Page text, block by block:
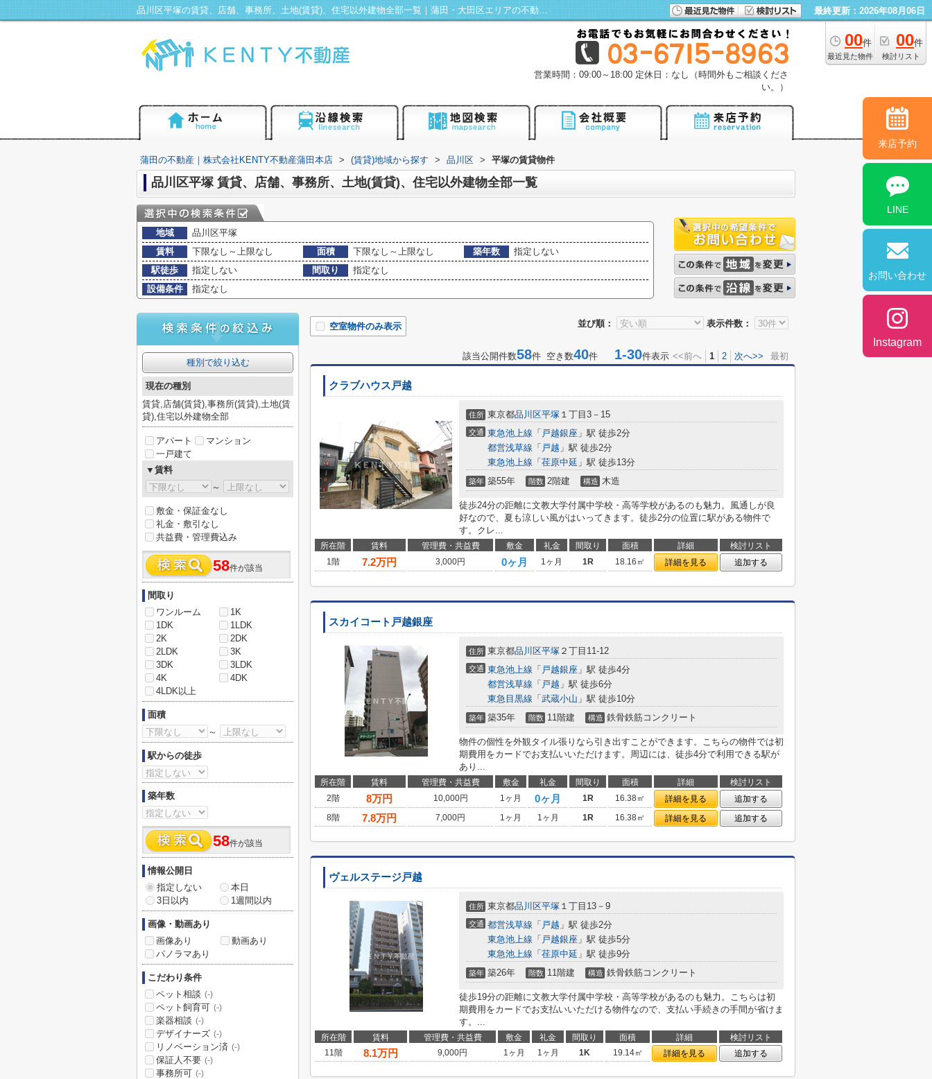
品川区平塚の賃貸、店舗、事務所、土地(賃貸)、住宅以外建物全部一覧｜蒲田・大田区エリアの不動産は株式会社KENTY不動産蒲田本店にお任せ！ 最終更新：2026年08月06日
00件
最近見た物件
00件
検討リスト
営業時間：09:00～18:00 定休日：なし（時間外もご相談くださ
い。）
蒲田の不動産｜株式会社KENTY不動産蒲田本店 > (賃貸)地域から探す > 品川区 > 平塚の賃貸物件
品川区平塚 賃貸、店舗、事務所、土地(賃貸)、住宅以外建物全部一覧
地域
品川区平塚
賃料
下限なし～上限なし 面積 下限なし～上限なし 築年数
指定しない
駅徒歩
指定しない 間取り
指定なし
設備条件
指定なし
並び順： 表示件数：
空室物件のみ表示
該当公開件数58件 空き数40件 1-30件表示 <<前へ 1 2 次へ>> 最初
クラブハウス戸越
住所 東京都品川区平塚 １丁目3－15
交通 東急池上線 「 戸越銀座 」駅 徒歩2分
都営浅草線 「 戸越 」駅 徒歩2分
東急池上線 「 荏原中延 」駅 徒歩13分
築年 築55年 階数 2階建 構造 木造
徒歩24分の距離に文教大学付属中学校・高等学校があるのも魅力。風通しが良
好なので、夏も涼しい風がはいってきます。徒歩2分の位置に駅がある物件で
す。クレ...
所在階 賃料 管理費・共益費 敷金 礼金 間取り 面積 詳細
検討リスト
1階
7.2万円 3,000円 0ヶ月 1ヶ月 1R 18.16㎡ 詳細を見る 追加する
スカイコート戸越銀座
住所 東京都品川区平塚 ２丁目11-12
交通 東急池上線 「 戸越銀座 」駅 徒歩4分
都営浅草線 「 戸越 」駅 徒歩6分
東急目黒線 「 武蔵小山 」駅 徒歩10分
築年 築35年 階数 11階建 構造 鉄骨鉄筋コンクリート
物件の個性を外観タイル張りなら引き出すことができます。こちらの物件では初
期費用をカードでお支払いいただけます。周辺には、徒歩4分で利用できる駅が
あり...
所在階 賃料 管理費・共益費 敷金 礼金 間取り 面積 詳細
検討リスト
2階
8万円 10,000円 1ヶ月 0ヶ月 1R 16.38㎡ 詳細を見る
追加する
8階
7.8万円 7,000円 1ヶ月 1ヶ月 1R 16.38㎡ 詳細を見る 追加する
ヴェルステージ戸越
住所 東京都品川区平塚 １丁目13－9
交通 都営浅草線 「 戸越 」駅 徒歩2分
東急池上線 「 戸越銀座 」駅 徒歩5分
東急池上線 「 荏原中延 」駅 徒歩9分
築年 築26年 階数 11階建 構造 鉄骨鉄筋コンクリート
徒歩19分の距離に文教大学付属中学校・高等学校があるのも魅力。こちらは初
期費用をカードでお支払いいただける物件なので、支払い手続きの手間が省けま
す。...
所在階 賃料 管理費・共益費 敷金 礼金 間取り 面積 詳細
検討リスト
11階
8.1万円 9,000円 1ヶ月 1ヶ月 1K 19.14㎡ 詳細を見る 追加する
種別で絞り込む
現在の種別
賃貸,店舗(賃貸),事務所(賃貸),土地(賃
貸),住宅以外建物全部
アパート
マンション
一戸建て
▼賃料
～
敷金・保証金なし
礼金・敷引なし
共益費・管理費込み
58件が該当
間取り
ワンルーム
1K
1DK
1LDK
2K
2DK
2LDK
3K
3DK
3LDK
4K
4DK
4LDK以上
面積
～
駅からの徒歩
築年数
58件が該当
情報公開日
指定しない
本日
3日以内
1週間以内
画像・動画あり
画像あり
動画あり
パノラマあり
こだわり条件
ペット相談 (-)
ペット飼育可 (-)
楽器相談 (-)
デザイナーズ (-)
リノベーション済 (-)
保証人不要 (-)
事務所可 (-)
来店予約
LINE
お問い合わせ
Instagram